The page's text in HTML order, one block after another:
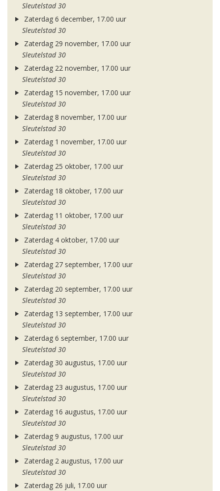
Sleutelstad 30
Zaterdag 6 december, 17.00 uur
Sleutelstad 30
Zaterdag 29 november, 17.00 uur
Sleutelstad 30
Zaterdag 22 november, 17.00 uur
Sleutelstad 30
Zaterdag 15 november, 17.00 uur
Sleutelstad 30
Zaterdag 8 november, 17.00 uur
Sleutelstad 30
Zaterdag 1 november, 17.00 uur
Sleutelstad 30
Zaterdag 25 oktober, 17.00 uur
Sleutelstad 30
Zaterdag 18 oktober, 17.00 uur
Sleutelstad 30
Zaterdag 11 oktober, 17.00 uur
Sleutelstad 30
Zaterdag 4 oktober, 17.00 uur
Sleutelstad 30
Zaterdag 27 september, 17.00 uur
Sleutelstad 30
Zaterdag 20 september, 17.00 uur
Sleutelstad 30
Zaterdag 13 september, 17.00 uur
Sleutelstad 30
Zaterdag 6 september, 17.00 uur
Sleutelstad 30
Zaterdag 30 augustus, 17.00 uur
Sleutelstad 30
Zaterdag 23 augustus, 17.00 uur
Sleutelstad 30
Zaterdag 16 augustus, 17.00 uur
Sleutelstad 30
Zaterdag 9 augustus, 17.00 uur
Sleutelstad 30
Zaterdag 2 augustus, 17.00 uur
Sleutelstad 30
Zaterdag 26 juli, 17.00 uur